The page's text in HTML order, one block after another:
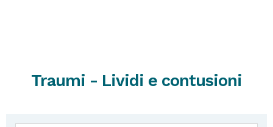
Traumi - Lividi e contusioni